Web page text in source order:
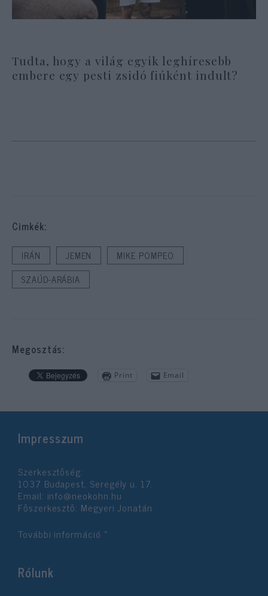
Tudta, hogy a világ egyik leghíresebb
embere egy pesti zsidó fiúként indult?
Cimkék:
IRÁN JEMEN
MIKE POMPEO
SZAÚD-ARÁBIA
Megosztás:
Print Email
Impresszum
Szerkesztőség:
1037 Budapest, Seregély u. 17.
Email: info@neokohn.hu
Főszerkesztő: Megyeri Jonatán
További információ »
Rólunk